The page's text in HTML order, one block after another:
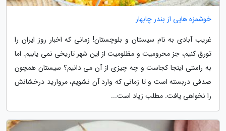
خوشمزه هایی از بندر چابهار
غریب آبادی به نام سیستان و بلوچستان! زمانی که اخبار روز ایران را
تورق کنیم، جز محرومیت و مظلومیت از این شهر تاریخی نمی یابیم. اما
به راستی اینجا کجاست و چه چیزی از آن می دانیم؟ سیستان همچون
صدفی دربسته است و تا زمانی که وارد آن نشویم، مروارید درخشانش
را نخواهی یافت. مطلب زیاد است...